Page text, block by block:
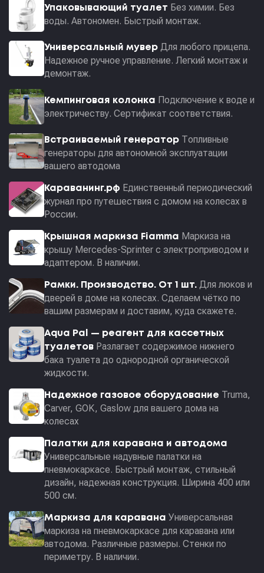
Упаковывающий туалет Без химии. Без
воды. Автономен. Быстрый монтаж.
Универсальный мувер Для любого прицепа.
Надежное ручное управление. Легкий монтаж и
демонтаж.
Кемпинговая колонка Подключение к воде и
электричеству. Сертификат соответствия.
Встраиваемый генератор Топливные
генераторы для автономной эксплуатации
вашего автодома
Караванинг.рф Единственный периодический
журнал про путешествия с домом на колесах в
России.
Крышная маркиза Fiamma Маркиза на
крышу Mercedes-Sprinter с электроприводом и
адаптером. В наличии.
Рамки. Производство. От 1 шт. Для люков и
дверей в доме на колесах. Сделаем чётко по
вашим размерам и доставим, куда скажете.
Aqua Pal — pеагент для кассетных
туалетов Разлагает содержимое нижнего
бака туалета до однородной органической
жидкости.
Надежное газовое оборудование Truma,
Carver, GOK, Gaslow для вашего дома на
колесах
Палатки для каравана и автодома
Универсальные надувные палатки на
пневмокаркасе. Быстрый монтаж, стильный
дизайн, надежная конструкция. Ширина 400 или
500 см.
Маркиза для каравана Универсальная
маркиза на пневмокаркасе для каравана или
автодома. Различные размеры. Стенки по
периметру. В наличии.